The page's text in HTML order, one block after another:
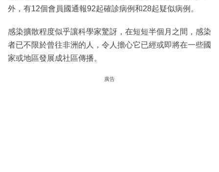
外，有12個會員國通報92起確診病例和28起疑似病例。
感染擴散程度似乎讓科學家驚訝，在短短半個月之間，感染
者已不限於曾往非洲的人，令人擔心它已經或即將在一些國
家或地區發展成社區傳播。
廣告